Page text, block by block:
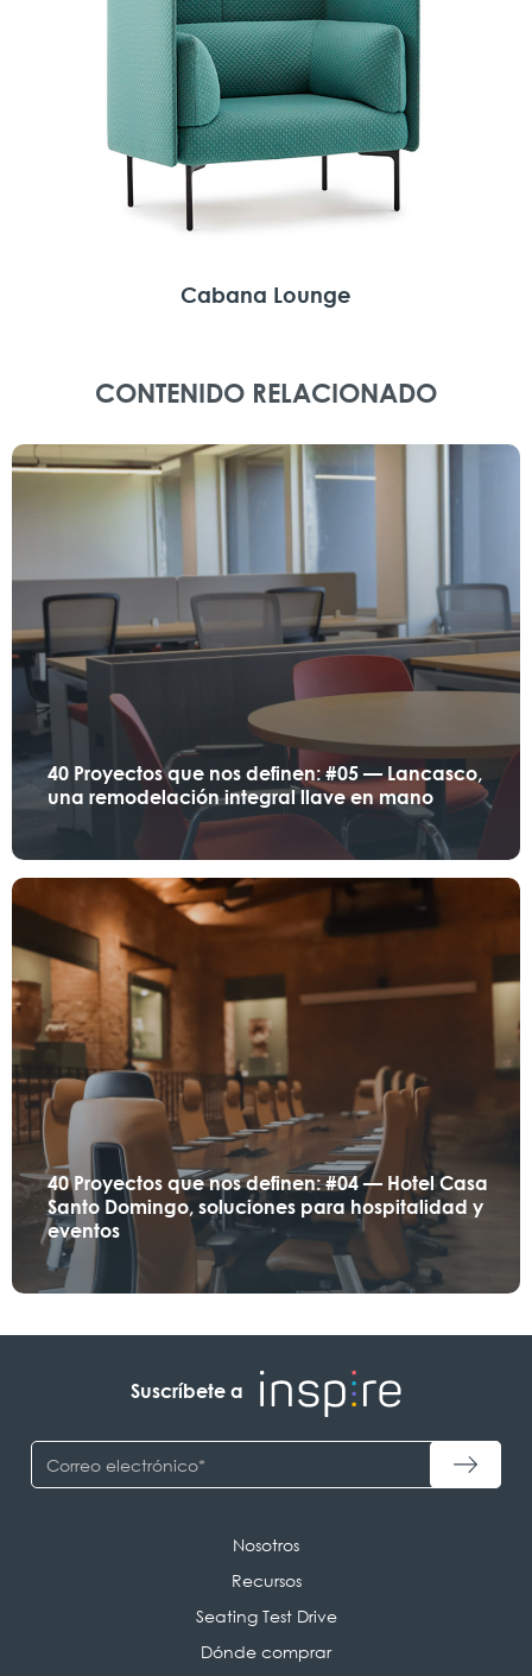
Cabana Lounge
CONTENIDO RELACIONADO
40 Proyectos que nos definen: #05 — Lancasco,
una remodelación integral llave en mano
40 Proyectos que nos definen: #04 — Hotel Casa
Santo Domingo, soluciones para hospitalidad y
eventos
Suscríbete a
Nosotros
Recursos
Seating Test Drive
Dónde comprar